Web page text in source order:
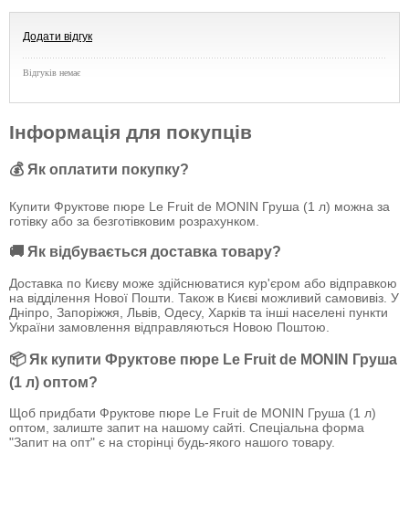
Додати відгук
Відгуків немає
Інформація для покупців
💰 Як оплатити покупку?
Купити Фруктове пюре Le Fruit de MONIN Груша (1 л) можна за
готівку або за безготівковим розрахунком.
🚚 Як відбувається доставка товару?
Доставка по Києву може здійснюватися кур'єром або відправкою
на відділення Нової Пошти. Також в Києві можливий самовивіз. У
Дніпро, Запоріжжя, Львів, Одесу, Харків та інші населені пункти
України замовлення відправляються Новою Поштою.
📦 Як купити Фруктове пюре Le Fruit de MONIN Груша
(1 л) оптом?
Щоб придбати Фруктове пюре Le Fruit de MONIN Груша (1 л)
оптом, залиште запит на нашому сайті. Спеціальна форма
"Запит на опт" є на сторінці будь-якого нашого товару.